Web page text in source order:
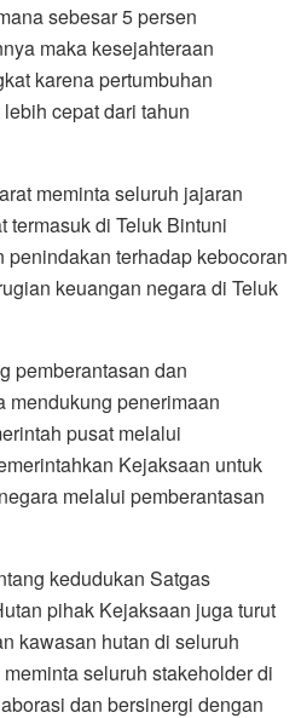
sebesar 5 persen
maka kesejahteraan
karena pertumbuhan
cepat dari tahun
meminta seluruh jajaran
termasuk di Teluk Bintuni
terhadap kebocoran
keuangan negara di Teluk
pemberantasan dan
mendukung penerimaan
pusat melalui
Kejaksaan untuk
melalui pemberantasan
kedudukan Satgas
pihak Kejaksaan juga turut
kawasan hutan di seluruh
seluruh stakeholder di
dan bersinergi dengan